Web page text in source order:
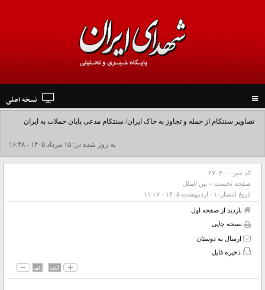
navigation
نسخه اصلی
تصاویر سنتکام از حمله و تجاوز به خاک ایران/ سنتکام مدعی پایان حملات به ایران
شد+فیلم به روز شده در: ۱۵ مرداد ۱۴۰۵ - ۱۶:۴۸
کد خبر: ۲۷۰۳۰۰
صفحه نخست » بین الملل
تاریخ انتشار: ۰۱ ارديبهشت ۱۴۰۵ - ۱۱:۱۷
بازدید از صفحه اول
نسخه چاپی
ارسال به دوستان
ذخیره فایل